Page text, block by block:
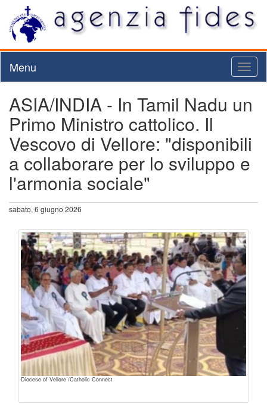
Menu
ASIA/INDIA - In Tamil Nadu un
Primo Ministro cattolico. Il
Vescovo di Vellore: "disponibili
a collaborare per lo sviluppo e
l'armonia sociale"
sabato, 6 giugno 2026
Diocese of Vellore /Catholic Connect